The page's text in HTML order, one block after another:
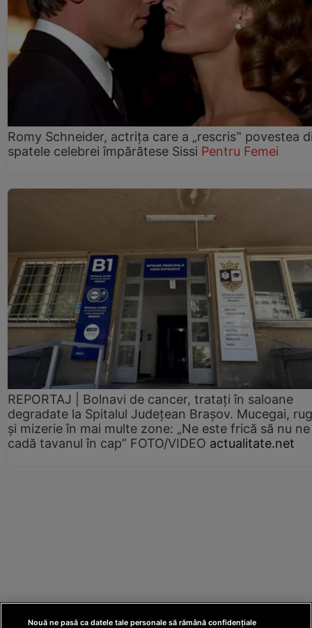
Romy Schneider, actrița care a „rescris‟ povestea
spatele celebrei împărătese Sissi Pentru Femei
REPORTAJ | Bolnavi de cancer, tratați în saloane
degradate la Spitalul Județean Brașov. Mucegai,
și mizerie în mai multe zone: „Ne este frică să nu ne
cadă tavanul în cap” FOTO/VIDEO actualitate.net
Nouă ne pasă ca datele tale personale să rămână confidențiale